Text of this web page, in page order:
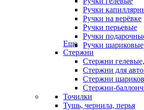
Ручки
Ручки на верёвке
Ручки перьевые
Ручки
Ручки шариковые
Еще
Стержни
Стержни
Стержни для
Стержни
Стержни-
Точилки
Тушь, чернила, перья